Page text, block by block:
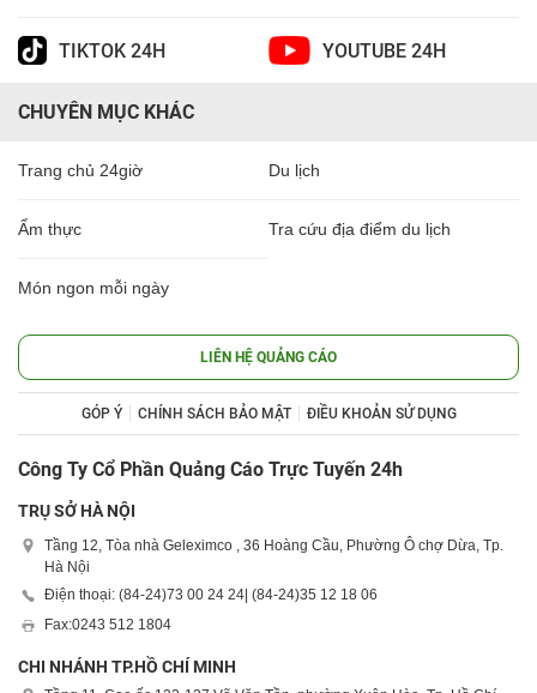
TIKTOK 24H YOUTUBE 24H
CHUYÊN MỤC KHÁC
Trang chủ 24giờ Du lịch
Ẩm thực Tra cứu địa điểm du lịch
Món ngon mỗi ngày
LIÊN HỆ QUẢNG CÁO
GÓP Ý CHÍNH SÁCH BẢO MẬT ĐIỀU KHOẢN SỬ DỤNG
Công Ty Cổ Phần Quảng Cáo Trực Tuyến 24h
TRỤ SỞ HÀ NỘI
Tầng 12, Tòa nhà Geleximco , 36 Hoàng Cầu, Phường Ô chợ Dừa, Tp.
Hà Nội
Điện thoại: (84-24)73 00 24 24 | (84-24)35 12 18 06
Fax:0243 512 1804
CHI NHÁNH TP.HỒ CHÍ MINH